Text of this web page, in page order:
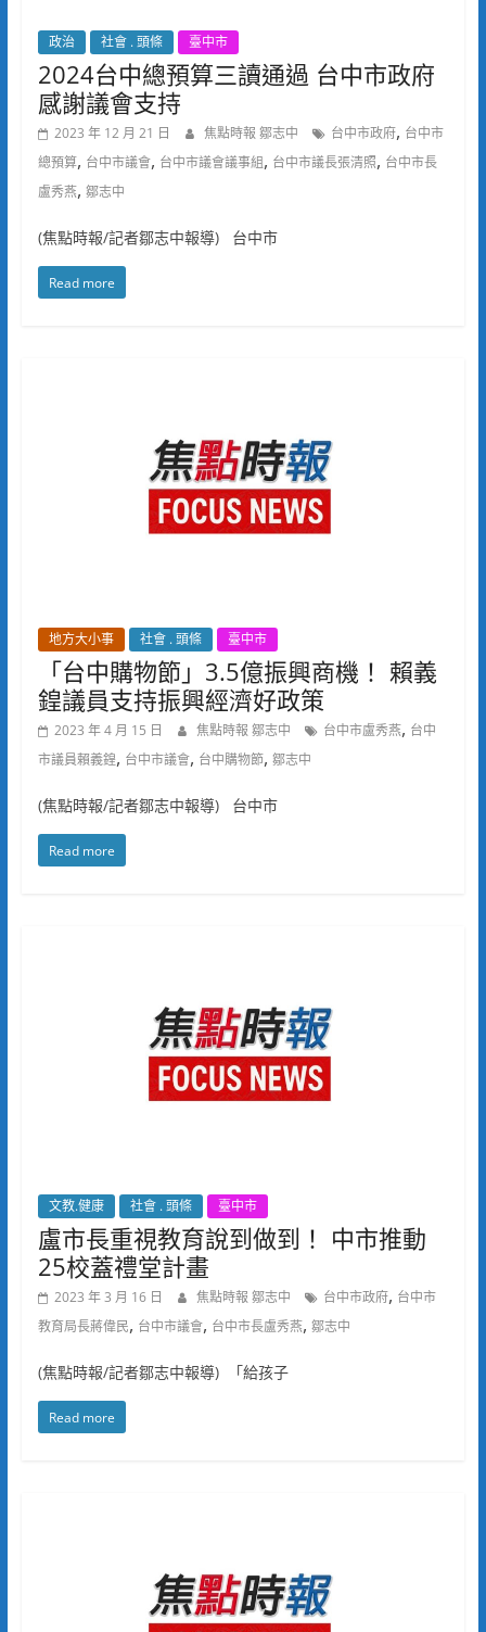
政治 社會 . 頭條 臺中市
2024台中總預算三讀通過 台中市政府
感謝議會支持
2023 年 12 月 21 日 焦點時報 鄒志中 台中市政府, 台中市
總預算, 台中市議會, 台中市議會議事組, 台中市議長張清照, 台中市長
盧秀燕, 鄒志中
(焦點時報/記者鄒志中報導) 台中市
Read more
地方大小事 社會 . 頭條 臺中市
「台中購物節」3.5億振興商機！ 賴義
鍠議員支持振興經濟好政策
2023 年 4 月 15 日 焦點時報 鄒志中 台中市盧秀燕, 台中
市議員賴義鍠, 台中市議會, 台中購物節, 鄒志中
(焦點時報/記者鄒志中報導) 台中市
Read more
文教.健康 社會 . 頭條 臺中市
盧市長重視教育說到做到！ 中市推動
25校蓋禮堂計畫
2023 年 3 月 16 日 焦點時報 鄒志中 台中市政府, 台中市
教育局長蔣偉民, 台中市議會, 台中市長盧秀燕, 鄒志中
(焦點時報/記者鄒志中報導) 「給孩子
Read more